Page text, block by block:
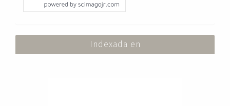
Indexada en